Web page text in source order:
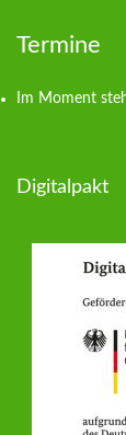
Termine
Im Moment
Digitalpakt